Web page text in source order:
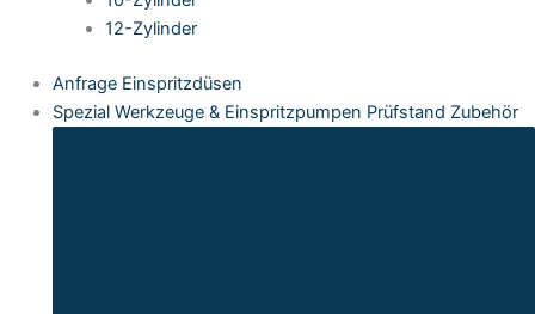
12-Zylinder
Anfrage Einspritzdüsen
Spezial Werkzeuge & Einspritzpumpen Prüfstand Zubehör